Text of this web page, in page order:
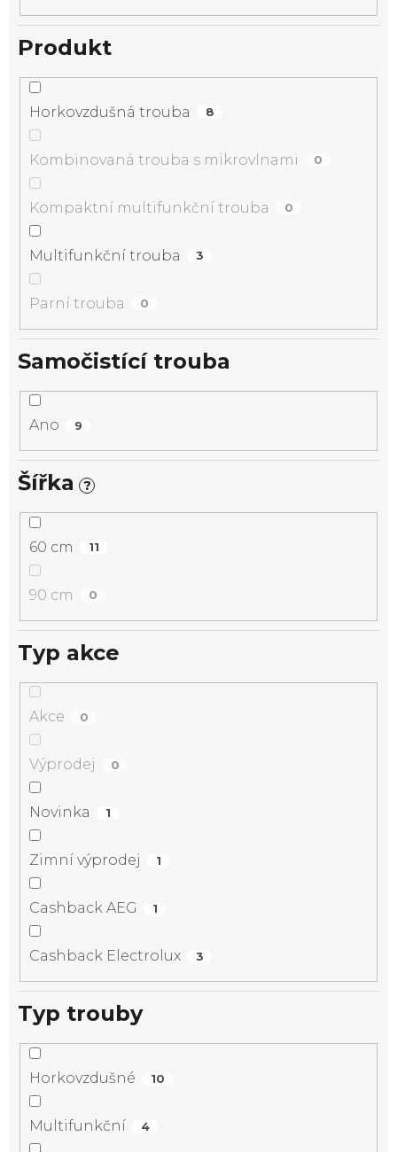
Produkt
Horkovzdušná trouba 8
Kombinovaná trouba s mikrovlnami 0
Kompaktní multifunkční trouba 0
Multifunkční trouba 3
Parní trouba 0
Samočistící trouba
Ano 9
Šířka ?
60 cm 11
90 cm 0
Typ akce
Akce 0
Výprodej 0
Novinka 1
Zimní výprodej 1
Cashback AEG 1
Cashback Electrolux 3
Typ trouby
Horkovzdušné 10
Multifunkční 4